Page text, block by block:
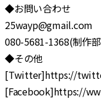
◆お問い合わせ
25wayp@gmail.com
080-5681-1368(制作
◆その他
[Twitter]https://
[Facebook]https://